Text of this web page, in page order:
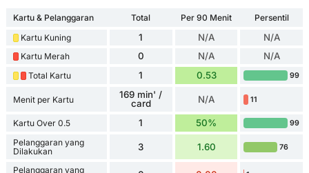
Kartu & Pelanggaran Total Per 90 Menit
Persentil
Kartu Kuning
1 N/A N/A
Kartu Merah 0 N/A N/A
Total Kartu 1 0.53 99
Menit per Kartu
169 min' /
card
N/A 11
Kartu Over 0.5 1 50% 99
Pelanggaran yang
Dilakukan
3 1.60 76
Pelanggaran yang